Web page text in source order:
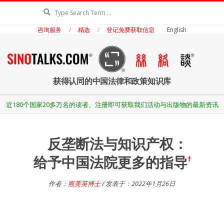
咨询服务 精选 登记免费获取信息 English
丝
络
获得认同的中国法律和政策知识库
Secondary
Navigation
名的读者。注册即可获取我们活动与出版物的最新资讯。
反垄断法与知识产权：
给予中国法院更多的指导†
作者： 熊美英博士/ 发表于：2022年1月26日